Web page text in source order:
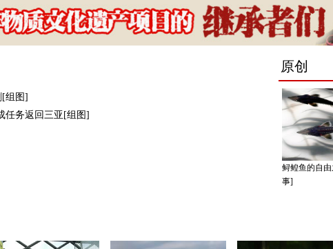
[组图]
任务返回三亚[组图]